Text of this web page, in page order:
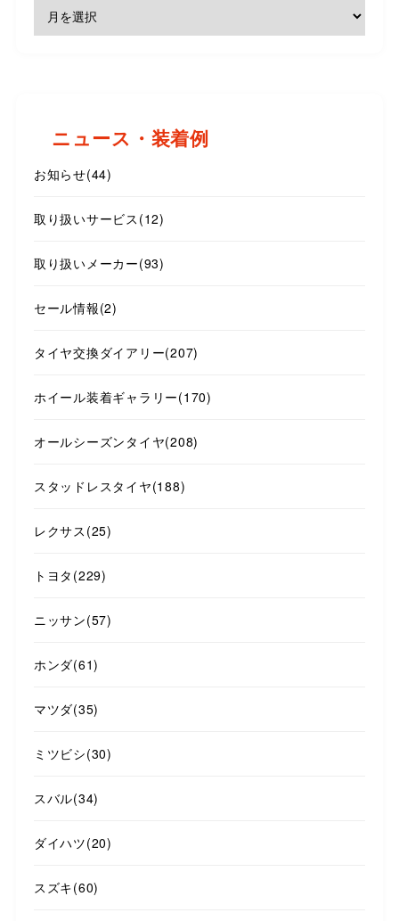
ニュース・装着例
お知らせ(44)
取り扱いサービス (12)
取り扱いメーカー(93)
セール情報(2)
タイヤ交換ダイアリー(207)
ホイール装着ギャラリー(170)
オールシーズンタイヤ(208)
スタッドレスタイヤ(188)
レクサス (25)
トヨタ (229)
ニッサン(57)
ホンダ(61)
マツダ(35)
ミツビシ(30)
スバル(34)
ダイハツ(20)
スズキ(60)